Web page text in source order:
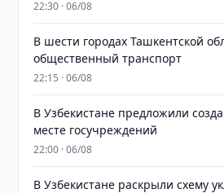
22:30 · 06/08
В шести городах Ташкентской
общественный транспорт
22:15 · 06/08
В Узбекистане предложили
месте госучреждений
22:00 · 06/08
В Узбекистане раскрыли схему